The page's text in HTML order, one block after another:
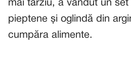
mai târziu, a vândut un
pieptene și oglindă din
cumpăra alimente.